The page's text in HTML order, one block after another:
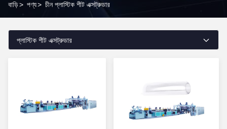
বাড়ি> পণ্য> চীন প্লাস্টিক শীট এক্সট্রুডার
প্লাস্টিক শীট এক্সট্রুডার